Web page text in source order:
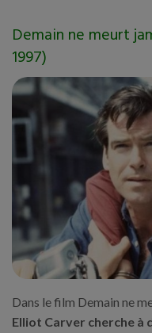
Demain ne meurt
1997)
Dans le film Demain ne
Elliot Carver cherche à